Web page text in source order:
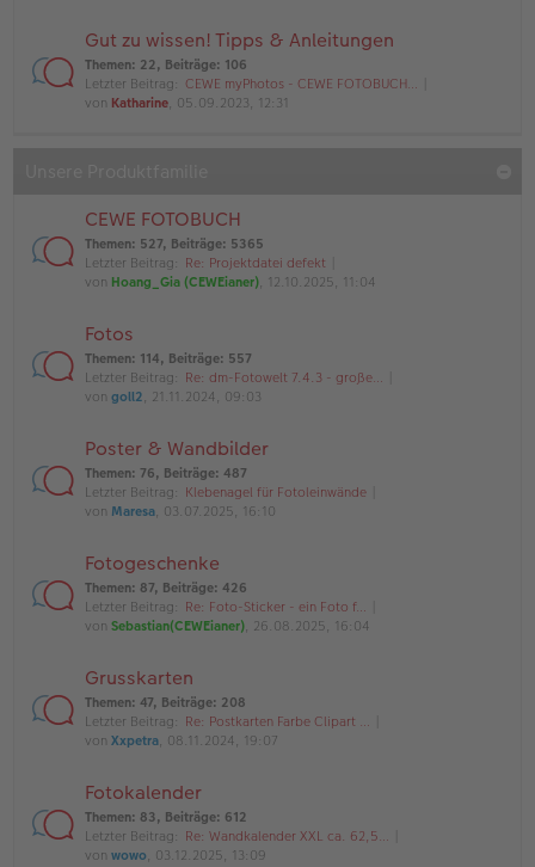
Gut zu wissen! Tipps & Anleitungen
Themen: 22, Beiträge: 106
Letzter Beitrag: CEWE myPhotos - CEWE FOTOBUCH…
von Katharine, 05.09.2023, 12:31
CEWE FOTOBUCH
Themen: 527, Beiträge: 5365
Letzter Beitrag: Re: Projektdatei defekt
von Hoang_Gia (CEWEianer), 12.10.2025, 11:04
Fotos
Themen: 114, Beiträge: 557
Letzter Beitrag: Re: dm-Fotowelt 7.4.3 - große…
von goll2, 21.11.2024, 09:03
Poster & Wandbilder
Themen: 76, Beiträge: 487
Letzter Beitrag: Klebenagel für Fotoleinwände
von Maresa, 03.07.2025, 16:10
Fotogeschenke
Themen: 87, Beiträge: 426
Letzter Beitrag: Re: Foto-Sticker - ein Foto f…
von Sebastian(CEWEianer), 26.08.2025, 16:04
Grusskarten
Themen: 47, Beiträge: 208
Letzter Beitrag: Re: Postkarten Farbe Clipart …
von Xxpetra, 08.11.2024, 19:07
Fotokalender
Themen: 83, Beiträge: 612
Letzter Beitrag: Re: Wandkalender XXL ca. 62,5…
von wowo, 03.12.2025, 13:09